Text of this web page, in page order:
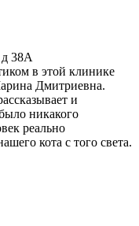
38А
в этой клинике
Дмитриевна.
и
никакого
реально
кота с того света.